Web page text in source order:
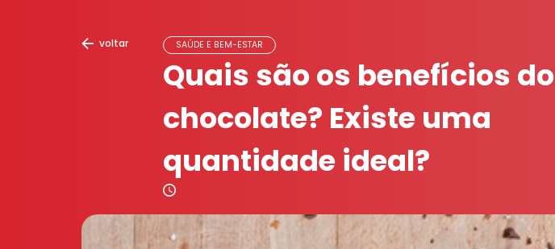
voltar SAÚDE E BEM-ESTAR
Quais são os benefícios do
chocolate? Existe uma
quantidade ideal?